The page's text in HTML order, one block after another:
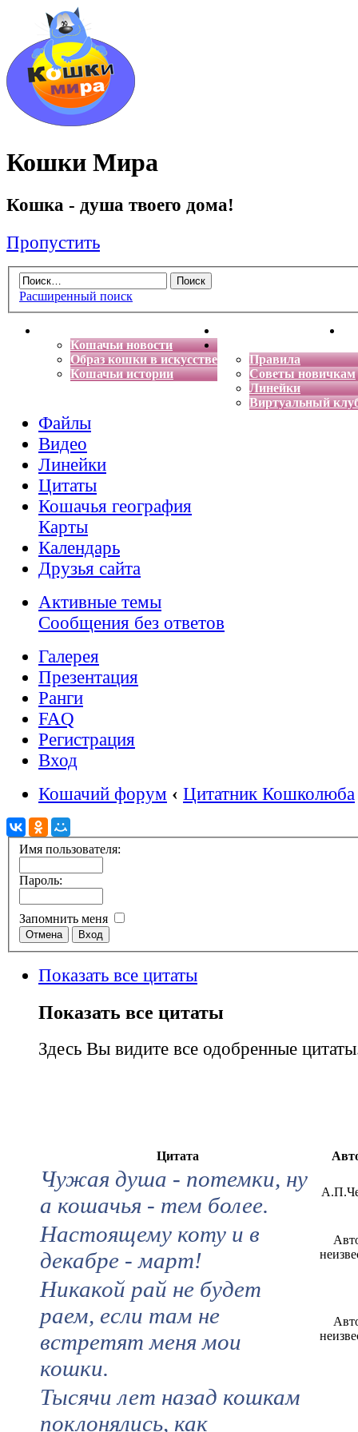
Кошки Мира
Кошка - душа твоего дома!
Пропустить
Расширенный поиск
Кошачьи новости
Образ кошки в искусстве
Кошачьи истории
Энциклопедия кошек
Правила
Советы новичкам
Линейки
Виртуальный
Файлы
Видео
Линейки
Цитаты
Кошачья география
Карты
Календарь
Друзья сайта
Активные темы
Сообщения без ответов
Галерея
Презентация
Ранги
FAQ
Регистрация
Вход
Кошачий форум ‹ Цитатник Кошколюба
Имя пользователя:
Пароль:
Запомнить меня
Показать все цитаты
Показать все цитаты
Здесь Вы видите все одобренные
Цитата
Чужая душа - потемки, ну
а кошачья - тем более.
Настоящему коту и в
декабре - март!
Никакой рай не будет
раем, если там не
встретят меня мои
кошки.
Тысячи лет назад кошкам
поклонялись, как